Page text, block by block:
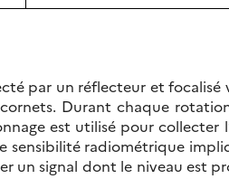
par un réflecteur et
Durant chaque
est utilisé pour
sensibilité radiométrique
un signal dont le niveau